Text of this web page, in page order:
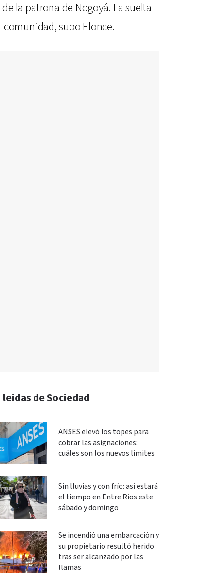
la patrona de Nogoyá. La suelta
supo Elonce.
leidas de Sociedad
ANSES elevó los topes para
cobrar las asignaciones:
cuáles son los nuevos límites
Sin lluvias y con frío: así estará
el tiempo en Entre Ríos este
sábado y domingo
Se incendió una embarcación y
su propietario resultó herido
tras ser alcanzado por las
llamas